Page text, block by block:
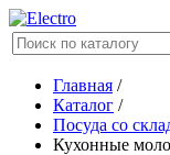
Главная /
Каталог /
Посуда со
Кухонные